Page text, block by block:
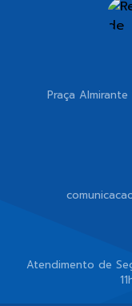
Praça Almirante
Atendimento de